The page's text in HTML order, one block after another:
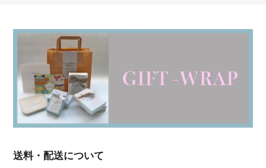
送料・配送について